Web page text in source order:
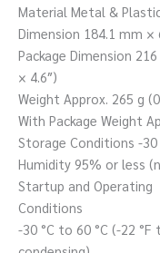
Material Metal &
Dimension 184.1 mm ×
Package Dimension
× 4.6″)
Weight Approx. 265 g
With Package Weight
Storage Conditions -30
Humidity 95% or less
Startup and Operating
Conditions
-30 °C to 60 °C (-22